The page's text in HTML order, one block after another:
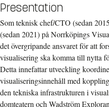
Presentation
Som teknisk chef/CTO (sedan
(sedan 2021) på Norrköpings
det övergripande ansvaret för att
visualisering ska komma till nytta
Detta innefattar utveckling
visualiseringsinnehåll med
den tekniska infrastrukturen i
domteatern och Wadström